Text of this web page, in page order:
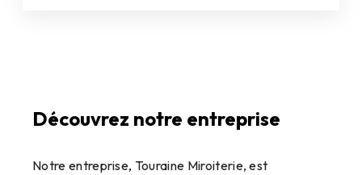
Découvrez notre entreprise
Notre entreprise, Touraine Miroiterie, est